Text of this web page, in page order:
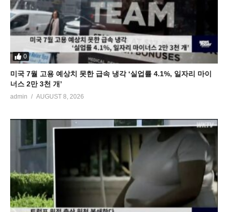
0
미국 7월 고용 예상치 못한 급속 냉각 ‘실업률 4.1%, 일자리 마이
너스 2만 3천 개’
admin AUGUST 8, 2026